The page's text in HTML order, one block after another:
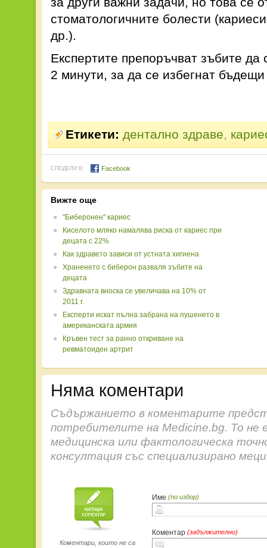
стоматологичните болести
др.).
Експертите препоръчват зъбите
2 минути, за да се избегнат
Етикети: дентално здраве,
СПОДЕЛИ В: Facebook
Вижте още
"Биберонен" кариес
Киселото мляко намалява риска от кариес при
децата с 22%
Как здравето зависи от устната хигиена
Храненето с биберон разваля зъбите на
децата
Здравната вноска се увеличава на 10% от
2011 г.
Експерти искат пълна забрана на пушенето в
американската армия
Кръвен тест за ранно откриване на
ревматоиден артрит
Няма коментари
Съдържанието в коментарите
потребителите на Medicine.bg. То не
медицинска или фактологическа
консултация със специализирано
Име (по избор)
Коментар (задължително)
Коментари, които не са